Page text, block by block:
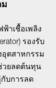
ม
ฟ้าเชื้อเพลิง
รองรับ
อุตสาหกรรม
วยลดต้นทุน
บการลด